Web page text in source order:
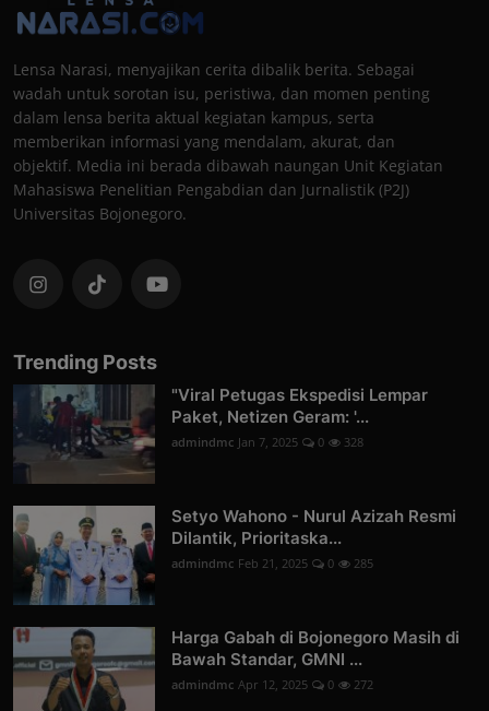
Lensa Narasi, menyajikan cerita dibalik berita. Sebagai
wadah untuk sorotan isu, peristiwa, dan momen penting
dalam lensa berita aktual kegiatan kampus, serta
memberikan informasi yang mendalam, akurat, dan
objektif. Media ini berada dibawah naungan Unit Kegiatan
Mahasiswa Penelitian Pengabdian dan Jurnalistik (P2J)
Universitas Bojonegoro.
Trending Posts
"Viral Petugas Ekspedisi Lempar
Paket, Netizen Geram: '...
admindmc Jan 7, 2025 0 328
Setyo Wahono - Nurul Azizah Resmi
Dilantik, Prioritaska...
admindmc Feb 21, 2025 0 285
Harga Gabah di Bojonegoro Masih di
Bawah Standar, GMNI ...
admindmc Apr 12, 2025 0 272